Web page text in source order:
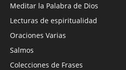
Meditar la Palabra de Dios
Lecturas de espiritualidad
Oraciones Varias
Salmos
Colecciones de Frases